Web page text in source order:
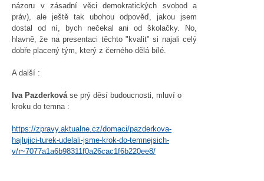
názoru v zásadní věci demokratických svobod a
práv), ale ještě tak ubohou odpověď, jakou jsem
dostal od ní, bych nečekal ani od školačky. No,
hlavně, že na presentaci těchto "kvalit" si najali celý
dobře placený tým, který z černého dělá bílé.
A další :
Iva Pazderkováse prý děsí budoucnosti, mluví o
kroku do temna :
https://zpravy.aktualne.cz/domaci/pazderkova-
hajlujici-turek-udelali-jsme-krok-do-temnejsich-
v/r~7077a1a6b98311f0a26cac1f6b220ee8/